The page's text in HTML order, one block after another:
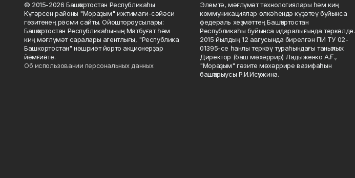
© 2015-2026 Башҡортостан Республикаһы
Күгәрсен районы "Мораҙым" ижтимағи-сәйәси
гәзитенең рәсми сайты. Ойоштороусылары:
Башҡортостан Республикаһының Матбуғат һәм
киң мәғлүмәт саралары агентлығы, "Республика
Башкортостан" нәшриәт йорто акционерҙар
йәмғиәте.
Об использовании персональных данных
Элемтә, мәғлүмәт технологиялары һәм киң
коммуникациялар өлкәһендә күҙәтеү буйынса
федераль хеҙмәттең Башҡортостан
Республикаһы буйынса идаралығында теркәлде.
2015 йылдың 12 авгусында бирелгән ПИ ТУ 02-
01395-се һанлы теркәү тураһындағы таныҡлыҡ.
Директор (баш мөхәррир) Ладыженко А.Ғ.,
"Мораҙым" гәзите мөхәррире вазифаһын
башҡарыусы Р.И.Исҡужина.